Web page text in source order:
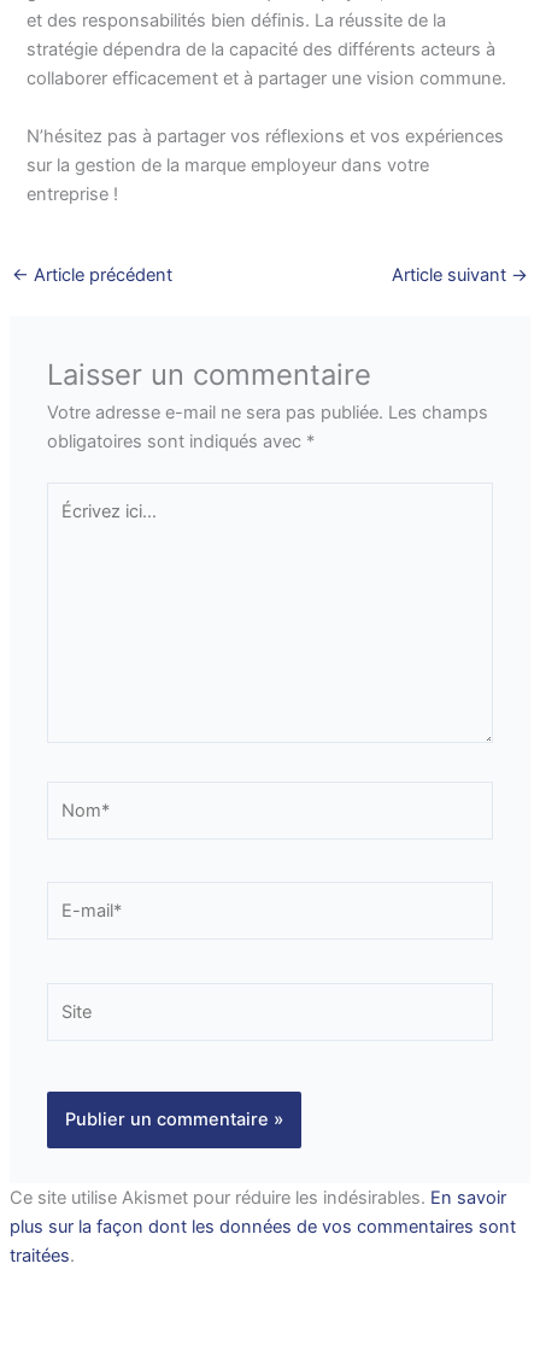
et des responsabilités bien définis. La réussite de la
stratégie dépendra de la capacité des différents acteurs à
collaborer efficacement et à partager une vision commune.
N’hésitez pas à partager vos réflexions et vos expériences
sur la gestion de la marque employeur dans votre
entreprise !
← Article précédent Article suivant →
Laisser un commentaire
Votre adresse e-mail ne sera pas publiée. Les champs
obligatoires sont indiqués avec *
Écrivez
Ce site utilise Akismet pour réduire les indésirables. En savoir
plus sur la façon dont les données de vos commentaires sont
traitées.